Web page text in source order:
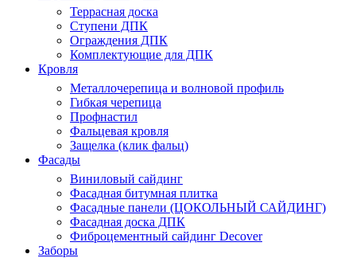
Террасная доска
Ступени ДПК
Ограждения ДПК
Комплектующие для ДПК
Кровля
Металлочерепица и волновой профиль
Гибкая черепица
Профнастил
Фальцевая кровля
Защелка (клик фальц)
Фасады
Виниловый сайдинг
Фасадная битумная плитка
Фасадные панели (ЦОКОЛЬНЫЙ САЙДИНГ)
Фасадная доска ДПК
Фиброцементный сайдинг Decover
Заборы